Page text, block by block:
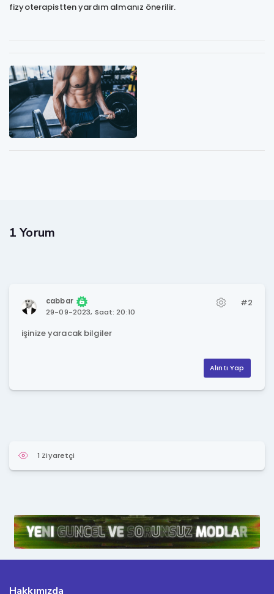
fizyoterapistten yardım almanız önerilir.
1 Yorum
cabbar
29-09-2023, Saat: 20:10
#2
işinize yaracak bilgiler
Alıntı Yap
1 Ziyaretçi
Hakkımızda